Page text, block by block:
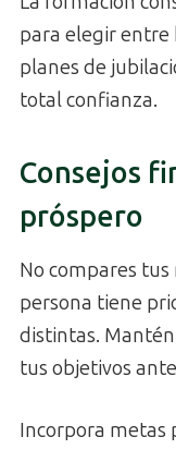
para elegir entre
planes de
total confianza.
Consejos
próspero
No compares tus
persona tiene
distintas.
tus objetivos
Incorpora metas